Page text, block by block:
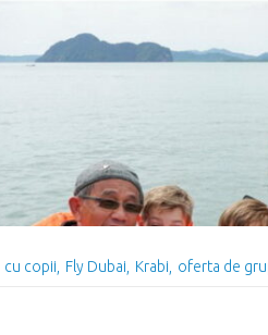
cu copii Fly Dubai Krabi oferta de